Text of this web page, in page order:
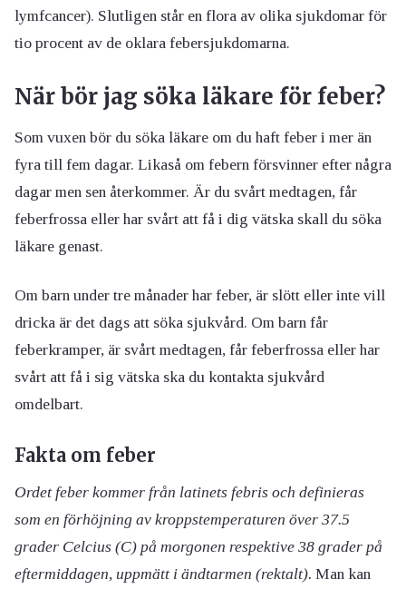
lymfcancer). Slutligen står en flora av olika sjukdomar för
tio procent av de oklara febersjukdomarna.
När bör jag söka läkare för feber?
Som vuxen bör du söka läkare om du haft feber i mer än
fyra till fem dagar. Likaså om febern försvinner efter några
dagar men sen återkommer. Är du svårt medtagen, får
feberfrossa eller har svårt att få i dig vätska skall du söka
läkare genast.
Om barn under tre månader har feber, är slött eller inte vill
dricka är det dags att söka sjukvård. Om barn får
feberkramper, är svårt medtagen, får feberfrossa eller har
svårt att få i sig vätska ska du kontakta sjukvård
omdelbart.
Fakta om feber
Ordet feber kommer från latinets febris och definieras
som en förhöjning av kroppstemperaturen över 37.5
grader Celcius (C) på morgonen respektive 38 grader på
eftermiddagen, uppmätt i ändtarmen (rektalt). Man kan